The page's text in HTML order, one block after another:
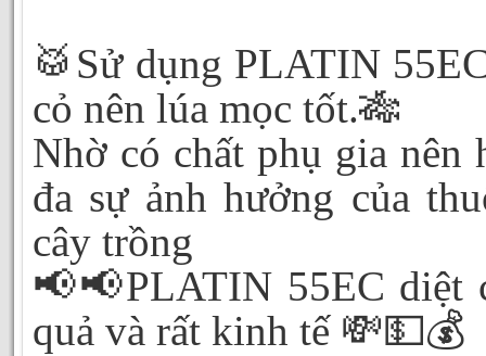
🥁Sử dụng PLATIN
cỏ nên lúa mọc tốt.🎋
Nhờ có chất phụ gia nên
đa sự ảnh hưởng của
cây trồng
📢📢PLATIN 55EC diệt
quả và rất kinh tế 💸💵💰